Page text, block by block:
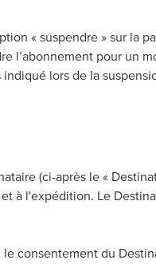
« suspendre » sur la
l’abonnement pour un
lors de la
(ci-après le «
à l'expédition. Le
consentement du